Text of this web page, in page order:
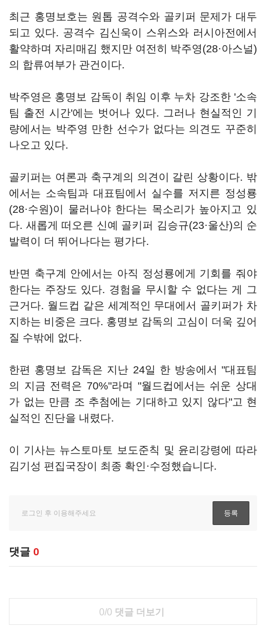
최근 홍명보호는 원톱 공격수와 골키퍼 문제가 대두
되고 있다. 공격수 김신욱이 스위스와 러시아전에서
활약하며 자리매김 했지만 여전히 박주영(28·아스널)
의 합류여부가 관건이다.
박주영은 홍명보 감독이 취임 이후 누차 강조한 '소속
팀 출전 시간'에는 벗어나 있다. 그러나 현실적인 기
량에서는 박주영 만한 선수가 없다는 의견도 꾸준히
나오고 있다.
골키퍼는 여론과 축구계의 의견이 갈린 상황이다. 밖
에서는 소속팀과 대표팀에서 실수를 저지른 정성룡
(28·수원)이 물러나야 한다는 목소리가 높아지고 있
다. 새롭게 떠오른 신예 골키퍼 김승규(23·울산)의 순
발력이 더 뛰어나다는 평가다.
반면 축구계 안에서는 아직 정성룡에게 기회를 줘야
한다는 주장도 있다. 경험을 무시할 수 없다는 게 그
근거다. 월드컵 같은 세계적인 무대에서 골키퍼가 차
지하는 비중은 크다. 홍명보 감독의 고심이 더욱 깊어
질 수밖에 없다.
한편 홍명보 감독은 지난 24일 한 방송에서 "대표팀
의 지금 전력은 70%"라며 "월드컵에서는 쉬운 상대
가 없는 만큼 조 추첨에는 기대하고 있지 않다"고 현
실적인 진단을 내렸다.
이 기사는 뉴스토마토 보도준칙 및 윤리강령에 따라
김기성 편집국장이 최종 확인·수정했습니다.
댓글 0
0/0 댓글 더보기